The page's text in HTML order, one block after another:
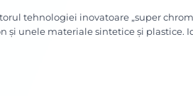
tehnologiei inovatoare „super
şi unele materiale sintetice şi plastice.